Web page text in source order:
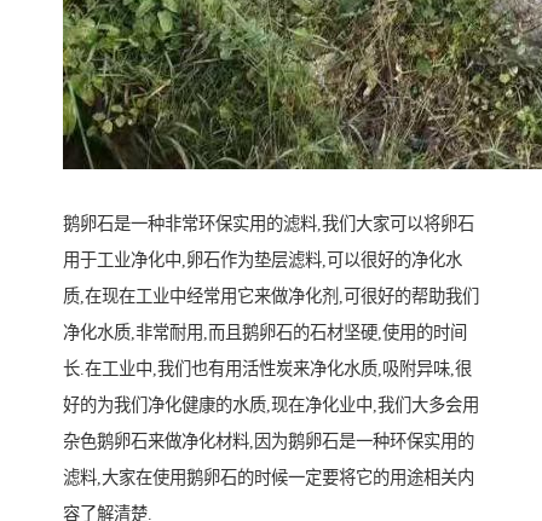
鹅卵石是一种非常环保实用的滤料,我们大家可以将卵石
用于工业净化中,卵石作为垫层滤料,可以很好的净化水
质,在现在工业中经常用它来做净化剂,可很好的帮助我们
净化水质,非常耐用,而且鹅卵石的石材坚硬,使用的时间
长.在工业中,我们也有用活性炭来净化水质,吸附异味,很
好的为我们净化健康的水质,现在净化业中,我们大多会用
杂色鹅卵石来做净化材料,因为鹅卵石是一种环保实用的
滤料,大家在使用鹅卵石的时候一定要将它的用途相关内
容了解清楚.